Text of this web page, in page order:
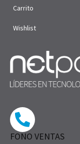
FONO VENTAS
Carrito
Wishlist